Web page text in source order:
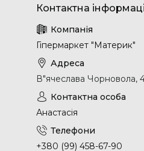
Гіпермаркет "Материк"
В"ячеслава Чорновола,
Анастасія
+380 (99) 458-67-90